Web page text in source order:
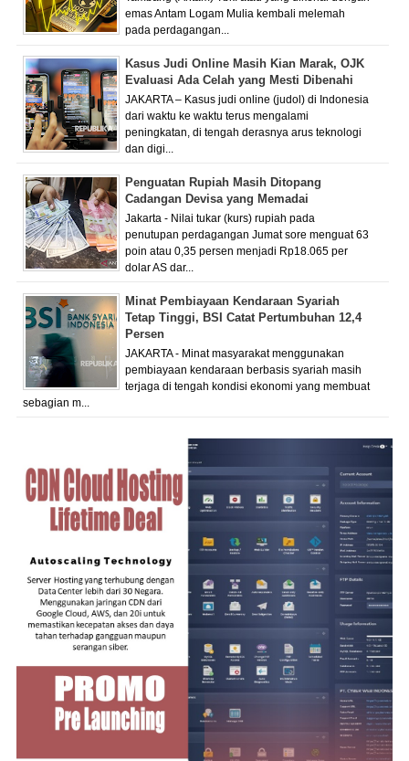
emas Antam Logam Mulia kembali melemah
pada perdagangan...
Kasus Judi Online Masih Kian Marak, OJK
Evaluasi Ada Celah yang Mesti Dibenahi
JAKARTA – Kasus judi online (judol) di Indonesia
dari waktu ke waktu terus mengalami
peningkatan, di tengah derasnya arus teknologi
dan digi...
Penguatan Rupiah Masih Ditopang
Cadangan Devisa yang Memadai
Jakarta - Nilai tukar (kurs) rupiah pada
penutupan perdagangan Jumat sore menguat 63
poin atau 0,35 persen menjadi Rp18.065 per
dolar AS dar...
Minat Pembiayaan Kendaraan Syariah
Tetap Tinggi, BSI Catat Pertumbuhan 12,4
Persen
JAKARTA - Minat masyarakat menggunakan
pembiayaan kendaraan berbasis syariah masih
terjaga di tengah kondisi ekonomi yang membuat
sebagian m...